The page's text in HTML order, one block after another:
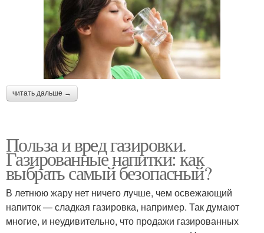
читать дальше →
Польза и вред газировки.
Газированные напитки: как
выбрать самый безопасный?
В летнюю жару нет ничего лучше, чем освежающий
напиток — сладкая газировка, например. Так думают
многие, и неудивительно, что продажи газированных